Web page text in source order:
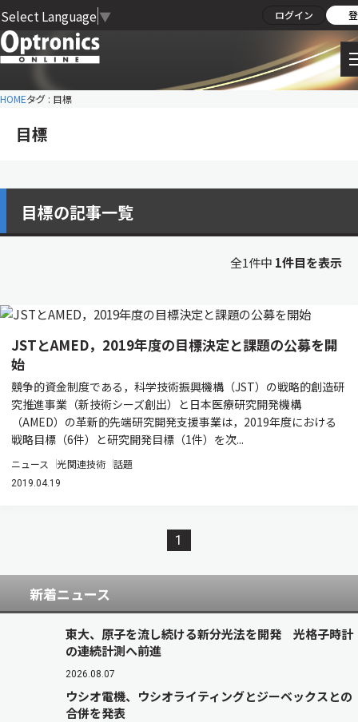
Select Language ▼ ログイン
HOMEタグ : 目標
目標
目標の記事一覧
全1件中 1件目を表示
JSTとAMED，2019年度の目標決定と課題の公募を開
始
競争的資金制度である，科学技術振興機構（JST）の戦略的創造研
究推進事業（新技術シーズ創出）と日本医療研究開発機構
（AMED）の革新的先端研究開発支援事業は，2019年度における
戦略目標（6件）と研究開発目標（1件）を次...
ニュース 光関連技術 話題
2019.04.19
1
新着ニュース
東大、原子を流し続ける新分光法を開発 光格子時計
の連続計測へ前進
2026.08.07
ウシオ電機、ウシオライティングとジーベックスとの
合併を発表